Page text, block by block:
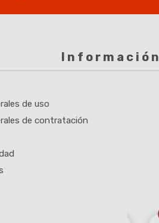
Información
de uso
de contratación